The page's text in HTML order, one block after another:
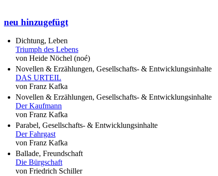
neu hinzugefügt
Dichtung, Leben
Triumph des Lebens
von Heide Nöchel (noé)
Novellen & Erzählungen, Gesellschafts- & Entwicklungsinhalte
DAS URTEIL
von Franz Kafka
Novellen & Erzählungen, Gesellschafts- & Entwicklungsinhalte
Der Kaufmann
von Franz Kafka
Parabel, Gesellschafts- & Entwicklungsinhalte
Der Fahrgast
von Franz Kafka
Ballade, Freundschaft
Die Bürgschaft
von Friedrich Schiller